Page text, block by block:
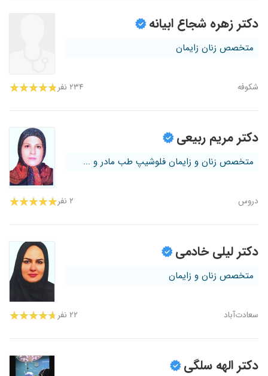
دکتر زهره شجاع ابیانه
متخصص زنان زایمان
شکوفه ۲۳۴ نفر
دکتر مریم ربیعی
متخصص زنان و زایمان فلوشیپ طب مادر و ...
دروس ۲ نفر
دکتر لیلی خادمی
متخصص زنان و زایمان
سعادت‌آباد ۲۲ نفر
دکتر الهه سلگی